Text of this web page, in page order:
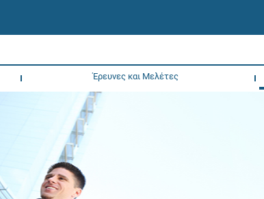
Έρευνες και Μελέτες